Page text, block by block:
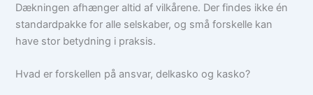
Dækningen afhænger altid af vilkårene. Der findes ikke én
standardpakke for alle selskaber, og små forskelle kan
have stor betydning i praksis.
Hvad er forskellen på ansvar, delkasko og kasko?